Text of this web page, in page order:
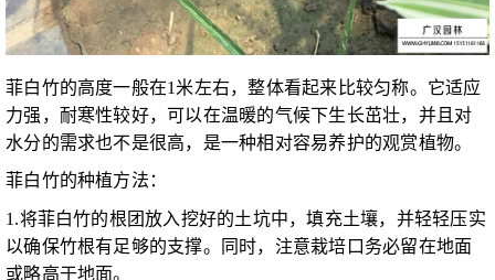
菲白竹的高度一般在1米左右，整体看起来比较匀称。它适应
力强，耐寒性较好，可以在温暖的气候下生长茁壮，并且对
水分的需求也不是很高，是一种相对容易养护的观赏植物。
菲白竹的种植方法：
1.将菲白竹的根团放入挖好的土坑中，填充土壤，并轻轻压实
以确保竹根有足够的支撑。同时，注意栽培口务必留在地面
或略高于地面。